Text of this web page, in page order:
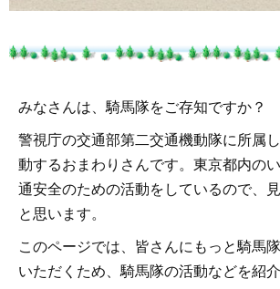
みなさんは、騎馬隊をご存知ですか？
警視庁の交通部第二交通機動隊に所属
動するおまわりさんです。東京都内の
通安全のための活動をしているので、
と思います。
このページでは、皆さんにもっと騎馬
いただくため、騎馬隊の活動などを紹介